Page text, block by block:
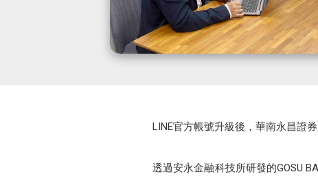
LINE官方帳號升級後，華南永昌證
透過安永金融科技所研發的GOSU